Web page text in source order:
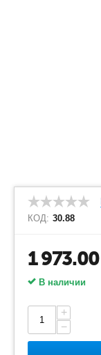
КОД: 30.88
1 973.00
В наличии
+
−